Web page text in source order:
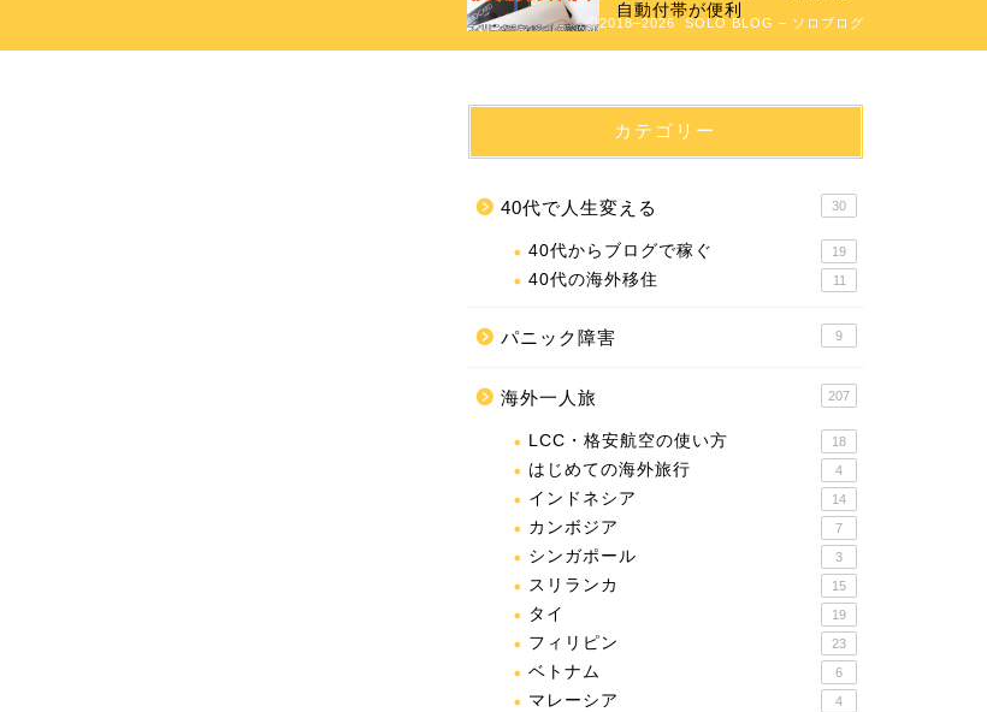
自動付帯が便利
カテゴリー
40代で人生変える 30
40代からブログで稼ぐ 19
40代の海外移住 11
パニック障害 9
海外一人旅 207
LCC・格安航空の使い方 18
はじめての海外旅行 4
インドネシア 14
カンボジア 7
シンガポール 3
スリランカ 15
タイ 19
フィリピン 23
ベトナム 6
マレーシア 4
2018–2026 SOLO BLOG – ソロブログ